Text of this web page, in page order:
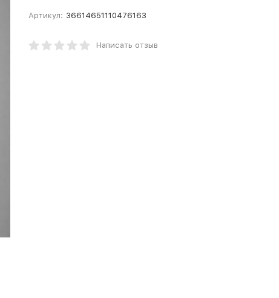
Артикул: 36614651110476163
Написать отзыв